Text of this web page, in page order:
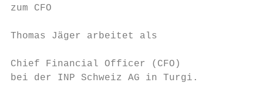
zum CFO
Thomas Jäger arbeitet als
Chief Financial Officer (CFO)
bei der INP Schweiz AG in Turgi.